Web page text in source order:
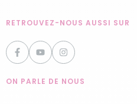
RETROUVEZ-NOUS AUSSI SUR
ON PARLE DE NOUS